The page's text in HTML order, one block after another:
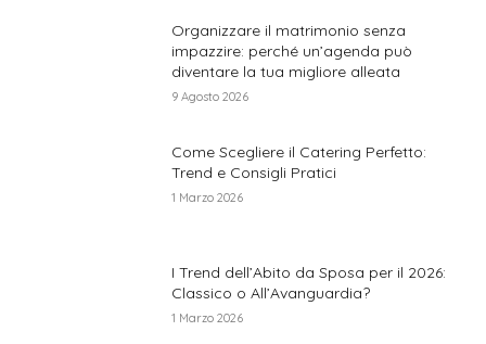
Organizzare il matrimonio senza
impazzire: perché un’agenda può
diventare la tua migliore alleata
9 Agosto 2026
Come Scegliere il Catering Perfetto:
Trend e Consigli Pratici
1 Marzo 2026
I Trend dell’Abito da Sposa per il 2026:
Classico o All’Avanguardia?
1 Marzo 2026